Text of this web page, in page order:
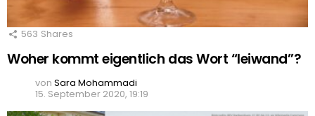
563 Shares
Woher kommt eigentlich das Wort “leiwand”?
von Sara Mohammadi
15. September 2020, 19:19